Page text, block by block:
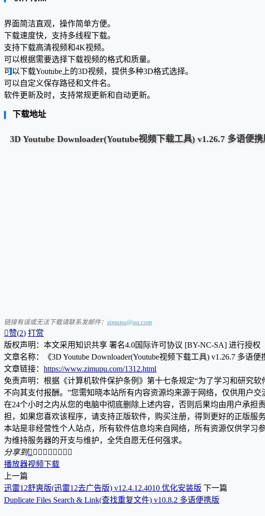
界面简洁直观，操作简单方便。
下载速度快，支持多线程下载。
支持下载高清视频和4K视频。
可以根据需要选择下载视频的格式和质量。
可以下载Youtube上的3D视频，提供多种3D格式选择。
可以自定义保存路径和文件名。
软件更新及时，支持常规更新和自动更新。
下载地址
3D Youtube Downloader(Youtube视频下载工具) v1.26.7 多语便携
链接有误或无法下载请联系发邮件： zimupu@qq.com
赞(2) 打赏
版权声明：本文采用知识共享 署名4.0国际许可协议 [BY-NC-SA] 进行授权
文章名称：《3D Youtube Downloader(Youtube视频下载工具) v1.26.7 多语便
文章链接： https://www.zimupu.com/1312.html
免责声明：根据《计算机软件保护条例》第十七条规定“为了学习和研究
不向其支付报酬。”您需知晓本站所有内容资源均来源于网络，仅供用户
在24个小时之内从您的电脑中彻底删除上述内容，否则后果均由用户承
担，如果您喜欢该程序，请支持正版软件，购买注册，得到更好的正版服务
本站是非经营性个人站点，所有软件信息均来自网络，所有资源仅供学
为维持服务器的开支与维护，全凭自愿无任何强求。
分享到        
播放器视频下载
上一篇
迅雷12舒爽版(迅雷12去广告版) v12.4.12.4010 优化安装版 下一篇
Duplicate Files Search & Link(查找重复文件) v10.8.2 多语便携版